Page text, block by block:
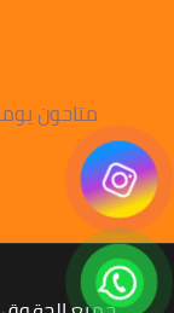
متاحون يوميًا من